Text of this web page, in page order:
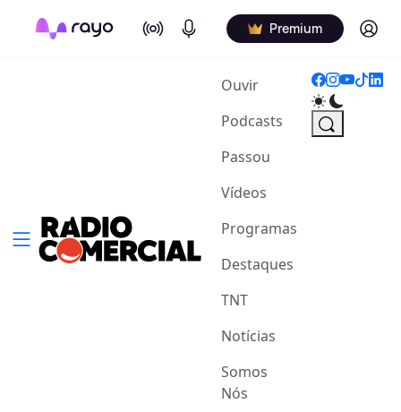
On Air Podcasts Premium Log in
Ouvir(current)
Podcasts
Passou
Vídeos
Programas
Destaques
TNT
Notícias
Somos
Nós